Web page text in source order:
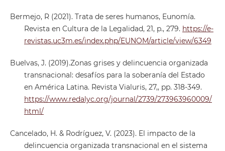
Bermejo, R (2021). Trata de seres humanos, Eunomía.
Revista en Cultura de la Legalidad, 21, p., 279. https://e-
revistas.uc3m.es/index.php/EUNOM/article/view/6349
Buelvas, J. (2019).Zonas grises y delincuencia organizada
transnacional: desafíos para la soberanía del Estado
en América Latina. Revista Vialuris, 27,, pp. 318-349.
https://www.redalyc.org/journal/2739/273963960009/
html/
Cancelado, H. & Rodríguez, V. (2023). El impacto de la
delincuencia organizada transnacional en el sistema